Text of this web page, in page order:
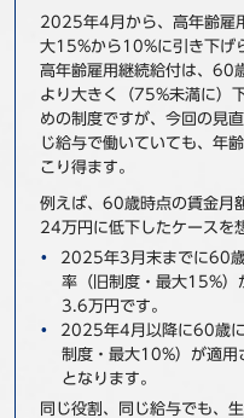
BBSグループネットワーク
株主・投資家
お
2025年4月から、高年齢雇
大15%から10%に引き下げ
高年齢雇用継続給付は、60
より大きく（75%未満に）
めの制度ですが、今回の見
じ給与で働いていても、年
こり得ます。
例えば、60歳時点の賃金月
24万円に低下したケースを
2025年3月末までに60
率（旧制度・最大15%）
3.6万円です。
2025年4月以降に60歳
制度・最大10%）が適用
となります。
同じ役割、同じ給与でも、